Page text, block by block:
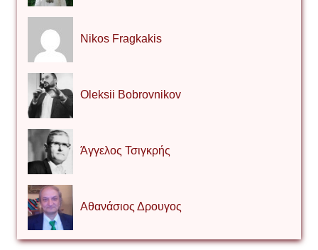
Nikos Fragkakis
Oleksii Bobrovnikov
Άγγελος Τσιγκρής
Αθανάσιος Δρουγος